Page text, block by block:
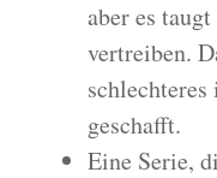
aber es
vertreiben.
geschafft.
Eine Serie,